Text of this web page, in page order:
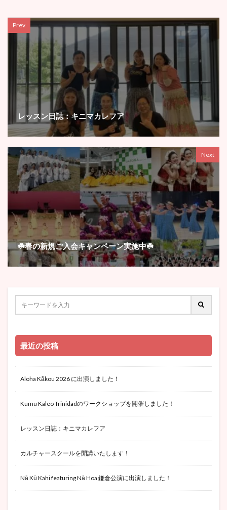
Prev
レッスン日誌：キニマカレフア
Next
☘️春の新規ご入会キャンペーン実施中☘️
最近の投稿
Aloha Kākou 2026 に出演しました！
Kumu Kaleo Trinidadのワークショップを開催しました！
レッスン日誌：キニマカレフア
カルチャースクールを開講いたします！
Nā Kū Kahi featuring Nā Hoa 鎌倉公演に出演しました！